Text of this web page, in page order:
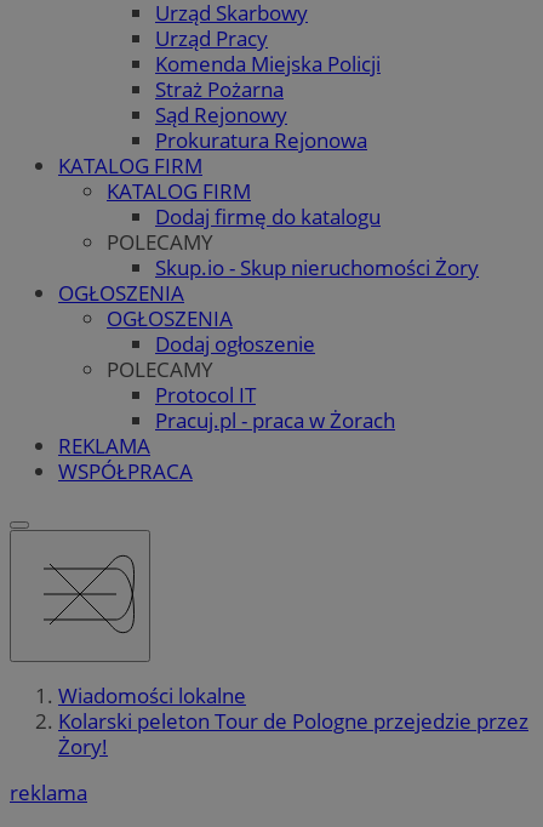
Urząd Skarbowy
Urząd Pracy
Komenda Miejska Policji
Straż Pożarna
Sąd Rejonowy
Prokuratura Rejonowa
KATALOG FIRM
KATALOG FIRM
Dodaj firmę do katalogu
POLECAMY
Skup.io - Skup nieruchomości Żory
OGŁOSZENIA
OGŁOSZENIA
Dodaj ogłoszenie
POLECAMY
Protocol IT
Pracuj.pl - praca w Żorach
REKLAMA
WSPÓŁPRACA
Wiadomości lokalne
Kolarski peleton Tour de Pologne przejedzie przez
Żory!
reklama